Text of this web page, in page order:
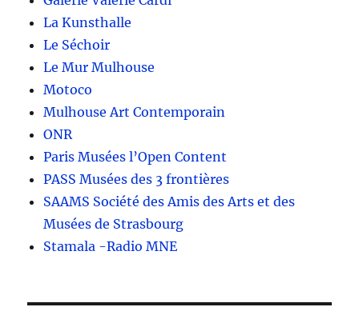
La Kunsthalle
Le Séchoir
Le Mur Mulhouse
Motoco
Mulhouse Art Contemporain
ONR
Paris Musées l’Open Content
PASS Musées des 3 frontières
SAAMS Société des Amis des Arts et des
Musées de Strasbourg
Stamala -Radio MNE